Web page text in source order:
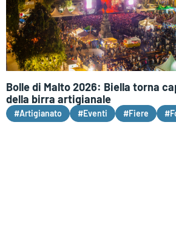
Bolle di Malto 2026: Biella torna
della birra artigianale
#Artigianato #Eventi #Fiere